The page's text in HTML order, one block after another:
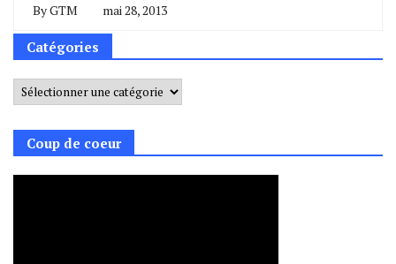
ByGTM mai 28, 2013
Catégories
Catégories
Coup de coeur